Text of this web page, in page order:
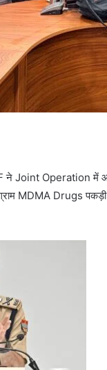
ने Joint Operation में
MDMA Drugs